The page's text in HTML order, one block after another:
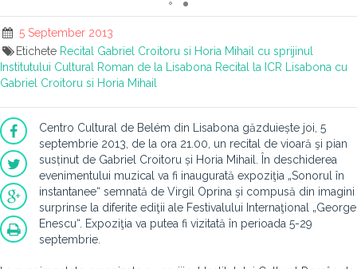
5 September 2013
Etichete Recital Gabriel Croitoru si Horia Mihail cu sprijinul
Institutului Cultural Roman de la Lisabona Recital la ICR Lisabona cu
Gabriel Croitoru si Horia Mihail
Centro Cultural de Belém din Lisabona găzduiește joi, 5
septembrie 2013, de la ora 21.00, un recital de vioară şi pian
susținut de Gabriel Croitoru și Horia Mihail. În deschiderea
evenimentului muzical va fi inaugurată expoziţia „Sonorul în
instantanee“ semnată de Virgil Oprina şi compusă din imagini
surprinse la diferite ediţii ale Festivalului Internaţional „George
Enescu“. Expoziţia va putea fi vizitată în perioada 5-29
septembrie.